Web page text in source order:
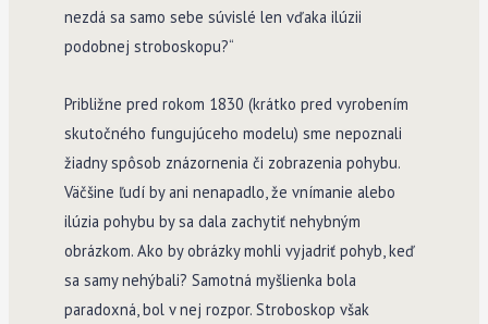
nezdá sa samo sebe súvislé len vďaka ilúzii
podobnej stroboskopu?“
Približne pred rokom 1830 (krátko pred vyrobením
skutočného fungujúceho modelu) sme nepoznali
žiadny spôsob znázornenia či zobrazenia pohybu.
Väčšine ľudí by ani nenapadlo, že vnímanie alebo
ilúzia pohybu by sa dala zachytiť nehybným
obrázkom. Ako by obrázky mohli vyjadriť pohyb, keď
sa samy nehýbali? Samotná myšlienka bola
paradoxná, bol v nej rozpor. Stroboskop však